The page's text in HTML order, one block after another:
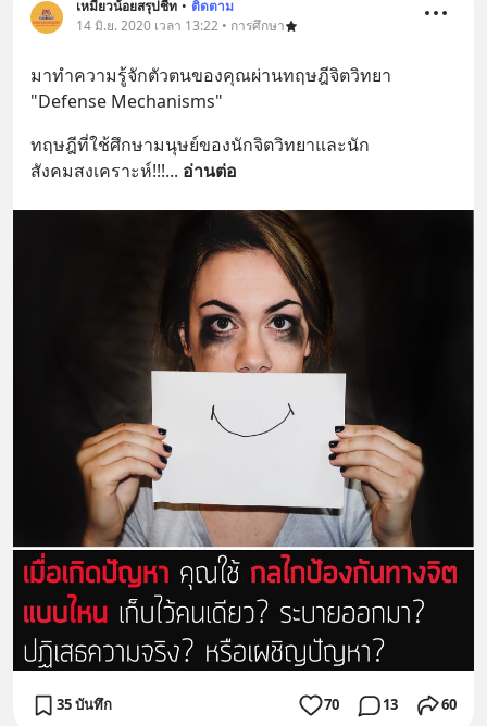
เหมียวน้อยสรุปชีท • ติดตาม
14 มิ.ย. 2020 เวลา 13:22 • การศึกษา
มาทำความรู้จักตัวตนของคุณผ่านทฤษฎีจิตวิทยา
"Defense Mechanisms"
ทฤษฎีที่ใช้ศึกษามนุษย์ของนักจิตวิทยาและนัก
สังคมสงเคราะห์!!!... อ่านต่อ
35 บันทึก 70 13 60